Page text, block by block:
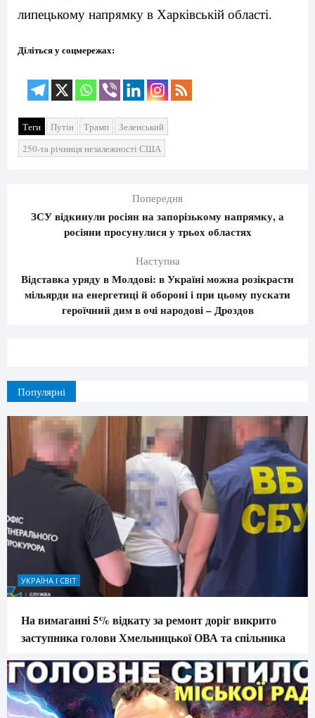
липецькому напрямку в Харківській області.
Діліться у соцмережах:
Теги Путін Трамп
Зеленський
250-та річниця незалежності США
Попередня
ЗСУ відкинули росіян на запорізькому напрямку, а
росіяни просунулися у трьох областях
Наступна
Відставка уряду в Молдові: в Україні можна розікрасти
мільярди на енергетиці й обороні і при цьому пускати
героїчний дим в очі народові – Дроздов
Популярні
УКРАЇНА І СВІТ
На вимаганні 5% відкату за ремонт доріг викрито
заступника голови Хмельницької ОВА та спільника